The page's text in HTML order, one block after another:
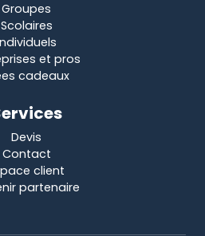
Groupes
Scolaires
et pros
cadeaux
Devis
Contact
client
partenaire